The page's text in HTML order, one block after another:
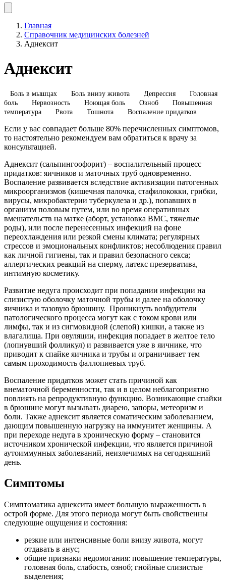
Главная
Справочник медицинских болезней
Аднексит
Аднексит
Боль в мышцах Боль внизу живота Депрессия
Головная
боль
Нервозность Ноющая боль Озноб
Повышенная
температура
Рвота Тошнота Воспаление придатков
Если у вас совпадает больше 80% перечисленных симптомов,
то настоятельно рекомендуем вам обратиться к врачу за
консультацией.
Аднексит (сальпингоофорит) – воспалительный процесс
придатков: яичников и маточных труб одновременно.
Воспаление развивается вследствие активизации патогенных
микроорганизмов (кишечная палочка, стафилококки, грибки,
вирусы, микробактерии туберкулеза и др.), попавших в
организм половым путем, или во время оперативных
вмешательств на матке (аборт, установка ВМС, тяжелые
роды), или после перенесенных инфекций на фоне
переохлаждения или резкой смены климата; регулярных
стрессов и эмоциональных конфликтов; несоблюдения правил
как личной гигиены, так и правил безопасного секса;
аллергических реакций на сперму, латекс презерватива,
интимную косметику.
Развитие недуга происходит при попадании инфекции на
слизистую оболочку маточной трубы и далее на оболочку
яичника и тазовую брюшину. Проникнуть возбудители
патологического процесса могут как с током крови или
лимфы, так и из сигмовидной (слепой) кишки, а также из
влагалища. При овуляции, инфекция попадает в желтое тело
(лопнувший фолликул) и развивается уже в яичнике, что
приводит к спайке яичника и трубы и ограничивает тем
самым проходимость фаллопиевых труб.
Воспаление придатков может стать причиной как
внематочной беременности, так и в целом неблагоприятно
повлиять на репродуктивную функцию. Возникающие спайки
в брюшине могут вызывать диарею, запоры, метеоризм и
боли. Также аднексит является соматическим заболеванием,
дающим повышенную нагрузку на иммунитет женщины. А
при переходе недуга в хроническую форму – становится
источником хронической инфекции, что является причиной
аутоиммунных заболеваний, неизлечимых на сегодняшний
день.
Симптомы
Симптоматика аднексита имеет большую выраженность в
острой форме. Для этого периода могут быть свойственны
следующие ощущения и состояния:
резкие или интенсивные боли внизу живота, могут
отдавать в анус;
общие признаки недомогания: повышение температуры,
головная боль, слабость, озноб; гнойные слизистые
выделения;